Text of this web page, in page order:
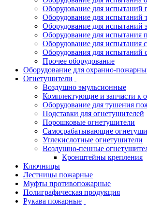
Оборудование для испытаний
Оборудование для испытаний
Оборудование для испытаний
Оборудование для испытания
Оборудование для испытания
Оборудования для испытаний
Прочее оборудование
Оборудование для охранно-
Огнетушители
Воздушно эмульсионные
Комплектующие и запчасти к
Оборудование для тушения
Подставки для огнетушителей
Порошковые огнетушители
Самосрабатывающие
Углекислотные огнетушители
Воздушно-пенные
Кронштейны крепления
Ключницы
Лестницы пожарные
Муфты противопожарные
Полиграфическая продукция
Рукава пожарные